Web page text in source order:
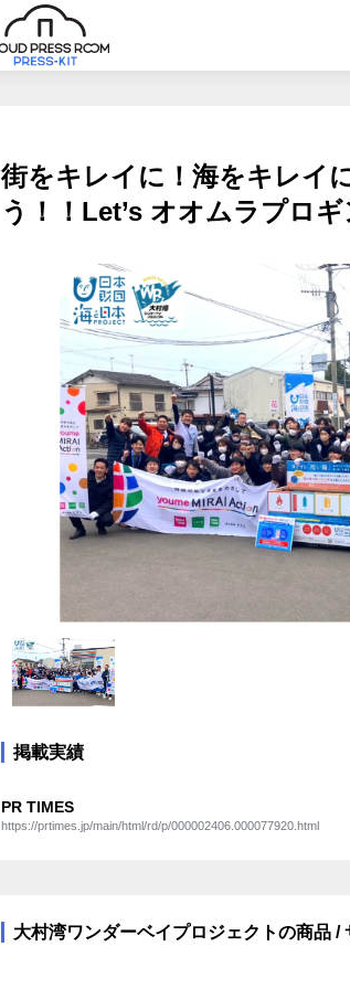
街をキレイに！海をキレイ
う！！Let’s オオムラプロ
掲載実績
PR TIMES
https://prtimes.jp/main/html/rd/p/000002406.000077920.html
大村湾ワンダーベイプロジェクトの商品 /